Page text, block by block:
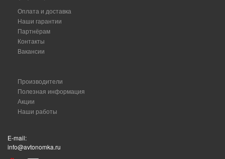
Оплата и доставка
Наши гарантии
Партнёрам
Контакты
Вакансии
Производители
Полезная информация
Акции
Наши работы
E-mail:
info@avtonomka.ru